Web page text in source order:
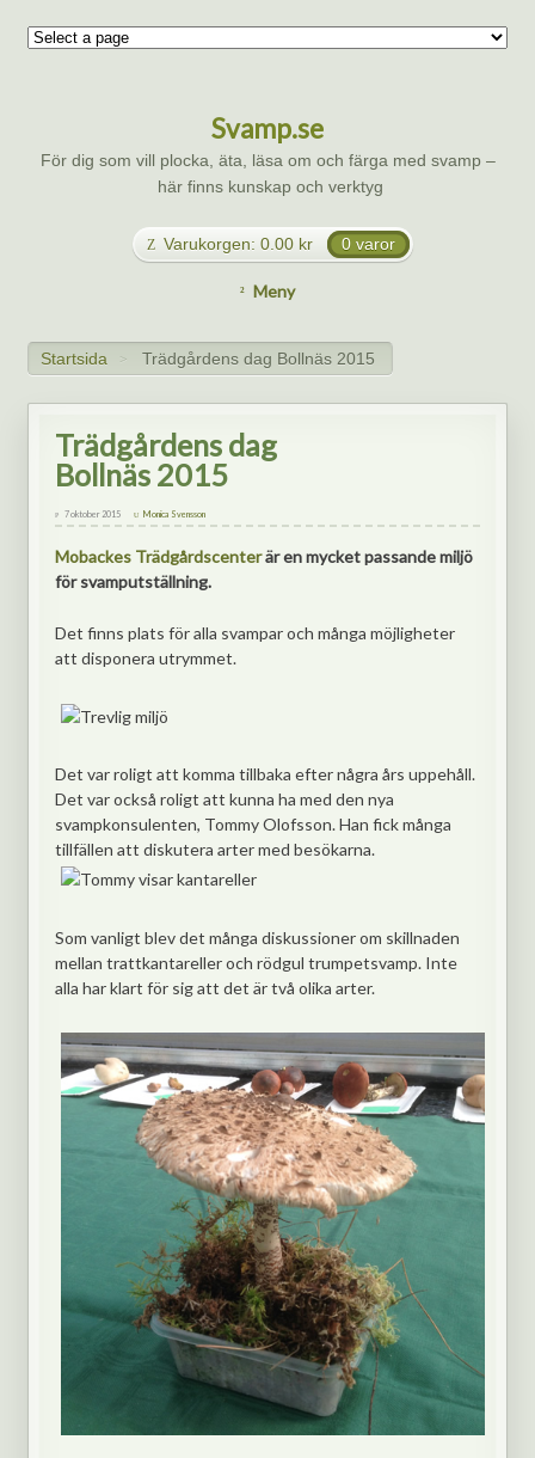
Svamp.se
För dig som vill plocka, äta, läsa om och färga med svamp –
här finns kunskap och verktyg
Varukorgen: 0.00 kr 0 varor
Meny
Startsida > Trädgårdens dag Bollnäs 2015
Trädgårdens dag
Bollnäs 2015
7 oktober 2015 Monica Svensson
Mobackes Trädgårdscenterär en mycket passande miljö
för svamputställning.
Det finns plats för alla svampar och många möjligheter
att disponera utrymmet.
Det var roligt att komma tillbaka efter några års uppehåll.
Det var också roligt att kunna ha med den nya
svampkonsulenten, Tommy Olofsson. Han fick många
tillfällen att diskutera arter med besökarna.
Som vanligt blev det många diskussioner om skillnaden
mellan trattkantareller och rödgul trumpetsvamp. Inte
alla har klart för sig att det är två olika arter.